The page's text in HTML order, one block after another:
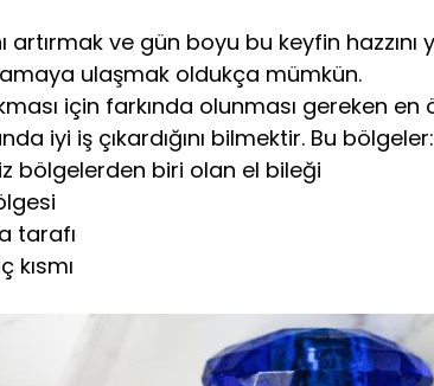
artırmak ve gün boyu bu keyfin
ulaşmak oldukça mümkün.
için farkında olunması gereken
iyi iş çıkardığını bilmektir. Bu bölgeler:
bölgelerden biri olan el bileği
tarafı
kısmı